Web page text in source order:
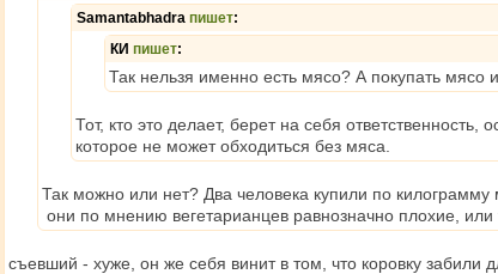
Samantabhadra пишет:
КИ пишет:
Так нельзя именно есть мясо? А покупать мясо
Тот, кто это делает, берет на себя
которое не может обходиться без мяса.
Так можно или нет? Два человека купили по
они по мнению вегетарианцев равнозначно плохие, или
съевший - хуже, он же себя винит в том, что коровку забили